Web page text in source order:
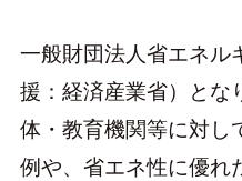
一般財団法人省エネル
援：経済産業省）とな
体・教育機関等に対し
例や、省エネ性に優れ